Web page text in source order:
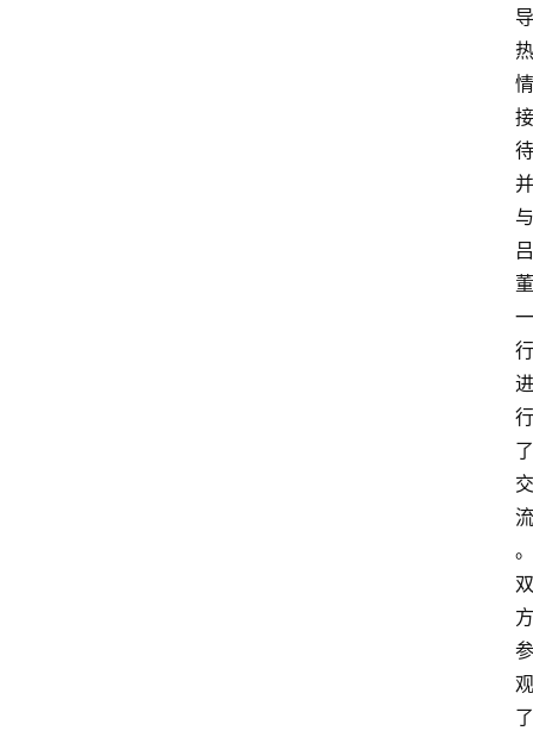
导
热
情
接
待
并
与
吕
董
一
行
进
行
了
交
流
。
双
方
参
观
了